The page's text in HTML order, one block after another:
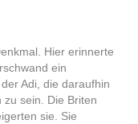
Hier erinnerte
ein
Adi, die daraufhin
sein. Die Briten
sie. Sie